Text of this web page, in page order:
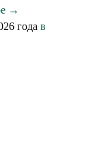
→
года в